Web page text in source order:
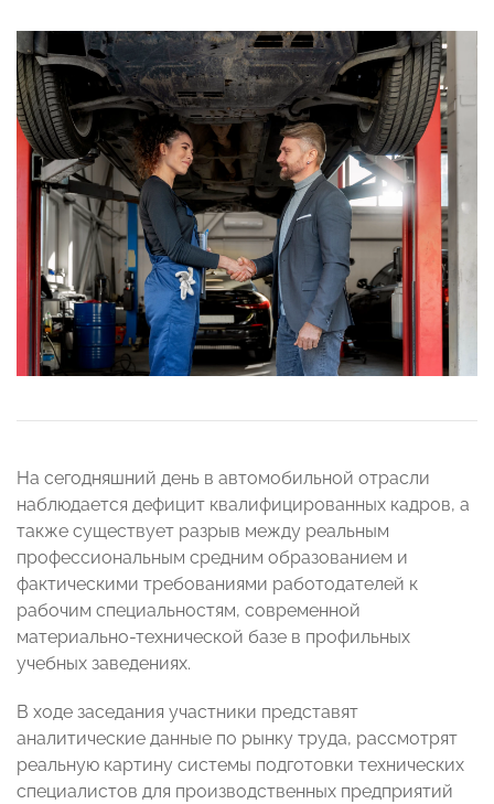
На сегодняшний день в автомобильной отрасли
наблюдается дефицит квалифицированных кадров, а
также существует разрыв между реальным
профессиональным средним образованием и
фактическими требованиями работодателей к
рабочим специальностям, современной
материально-технической базе в профильных
учебных заведениях.
В ходе заседания участники представят
аналитические данные по рынку труда, рассмотрят
реальную картину системы подготовки технических
специалистов для производственных предприятий